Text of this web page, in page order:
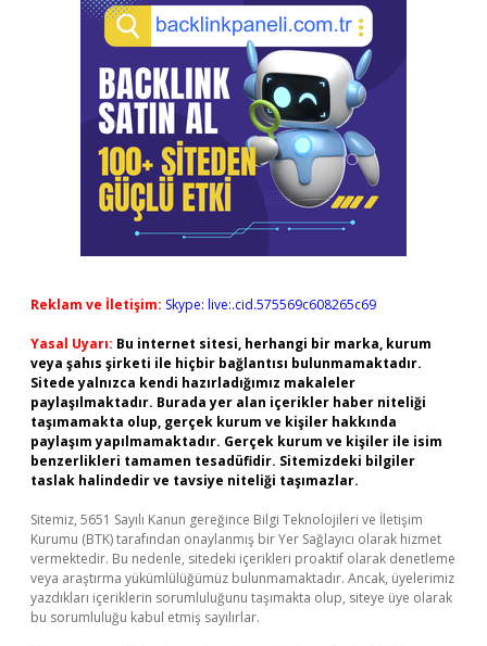
Reklam ve İletişim: Skype: live:.cid.575569c608265c69
Yasal Uyarı: Bu internet sitesi, herhangi bir marka, kurum
veya şahıs şirketi ile hiçbir bağlantısı bulunmamaktadır.
Sitede yalnızca kendi hazırladığımız makaleler
paylaşılmaktadır. Burada yer alan içerikler haber niteliği
taşımamakta olup, gerçek kurum ve kişiler hakkında
paylaşım yapılmamaktadır. Gerçek kurum ve kişiler ile isim
benzerlikleri tamamen tesadüfidir. Sitemizdeki bilgiler
taslak halindedir ve tavsiye niteliği taşımazlar.
Sitemiz, 5651 Sayılı Kanun gereğince Bilgi Teknolojileri ve İletişim
Kurumu (BTK) tarafından onaylanmış bir Yer Sağlayıcı olarak hizmet
vermektedir. Bu nedenle, sitedeki içerikleri proaktif olarak denetleme
veya araştırma yükümlülüğümüz bulunmamaktadır. Ancak, üyelerimiz
yazdıkları içeriklerin sorumluluğunu taşımakta olup, siteye üye olarak
bu sorumluluğu kabul etmiş sayılırlar.